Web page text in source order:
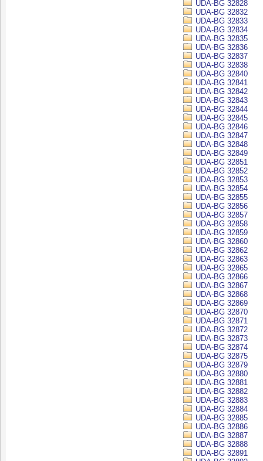
UDA-BG 32828
UDA-BG 32832
UDA-BG 32833
UDA-BG 32834
UDA-BG 32835
UDA-BG 32836
UDA-BG 32837
UDA-BG 32838
UDA-BG 32840
UDA-BG 32841
UDA-BG 32842
UDA-BG 32843
UDA-BG 32844
UDA-BG 32845
UDA-BG 32846
UDA-BG 32847
UDA-BG 32848
UDA-BG 32849
UDA-BG 32851
UDA-BG 32852
UDA-BG 32853
UDA-BG 32854
UDA-BG 32855
UDA-BG 32856
UDA-BG 32857
UDA-BG 32858
UDA-BG 32859
UDA-BG 32860
UDA-BG 32862
UDA-BG 32863
UDA-BG 32865
UDA-BG 32866
UDA-BG 32867
UDA-BG 32868
UDA-BG 32869
UDA-BG 32870
UDA-BG 32871
UDA-BG 32872
UDA-BG 32873
UDA-BG 32874
UDA-BG 32875
UDA-BG 32879
UDA-BG 32880
UDA-BG 32881
UDA-BG 32882
UDA-BG 32883
UDA-BG 32884
UDA-BG 32885
UDA-BG 32886
UDA-BG 32887
UDA-BG 32888
UDA-BG 32891